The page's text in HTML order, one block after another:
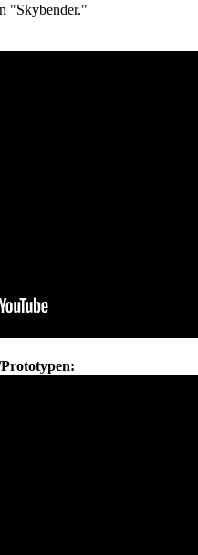
"Skybender."